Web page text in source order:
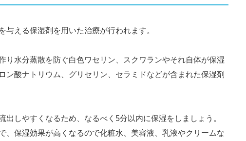
える保湿剤を用いた治療が行われます。
り水分蒸散を防ぐ白色ワセリン、スクワランやそれ自体が保湿
ン酸ナトリウム、グリセリン、セラミドなどが含まれた保湿剤
出しやすくなるため、なるべく5分以内に保湿をしましょう。
、保湿効果が高くなるので化粧水、美容液、乳液やクリームな